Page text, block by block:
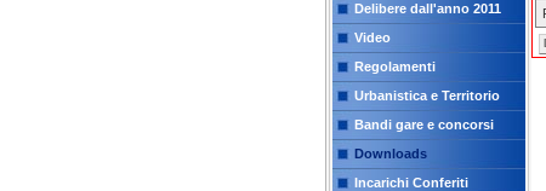
Delibere dall'anno 2011
Video
Regolamenti
Urbanistica e Territorio
Bandi gare e concorsi
Downloads
Incarichi Conferiti